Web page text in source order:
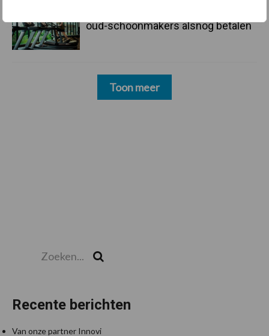
oud-schoonmakers alsnog betalen
Toon meer
Recente berichten
Van onze partner Innovi